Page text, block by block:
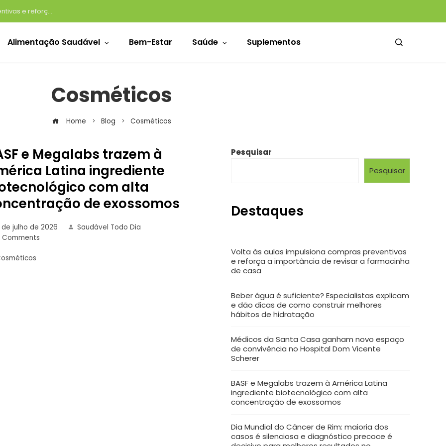
Volta às aulas impulsiona compras preventivas e reforça a importância de revisar a farmacinha de casa
Alimentação Saudável Bem-Estar Saúde Suplementos
Cosméticos
Home Blog Cosméticos
e Megalabs trazem à
Latina ingrediente
com alta
de exossomos
de julho de 2026
Saudável Todo Dia
Comments
Pesquisar
Pesquisar
Destaques
Volta às aulas impulsiona compras preventivas
e reforça a importância de revisar a farmacinha
de casa
Beber água é suficiente? Especialistas explicam
e dão dicas de como construir melhores
hábitos de hidratação
Médicos da Santa Casa ganham novo espaço
de convivência no Hospital Dom Vicente
Scherer
BASF e Megalabs trazem à América Latina
ingrediente biotecnológico com alta
concentração de exossomos
Dia Mundial do Câncer de Rim: maioria dos
casos é silenciosa e diagnóstico precoce é